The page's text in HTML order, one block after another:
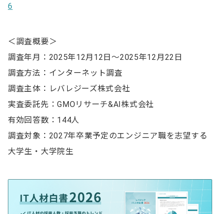
6
＜調査概要＞
調査年月：2025年12月12日～2025年12月22日
調査方法：インターネット調査
調査主体：レバレジーズ株式会社
実査委託先：GMOリサーチ&AI株式会社
有効回答数：144人
調査対象：2027年卒業予定のエンジニア職を志望する
大学生・大学院生